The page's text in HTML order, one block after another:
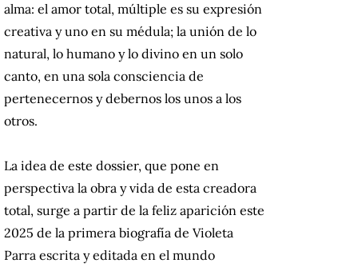
alma: el amor total, múltiple es su expresión
creativa y uno en su médula; la unión de lo
natural, lo humano y lo divino en un solo
canto, en una sola consciencia de
pertenecernos y debernos los unos a los
otros.
La idea de este dossier, que pone en
perspectiva la obra y vida de esta creadora
total, surge a partir de la feliz aparición este
2025 de la primera biografía de Violeta
Parra escrita y editada en el mundo